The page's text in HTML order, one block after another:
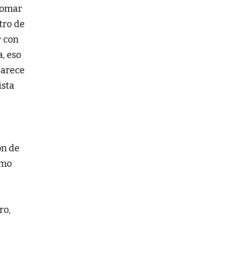
de
con
eso
de